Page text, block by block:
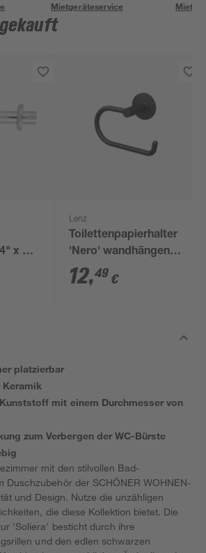
Mietgeräteservice
x 32
Lenz
Toilettenpapierhalter
'Nero' wandhängend
schwarz
12,49 €
platzierbar
mit einem Durchmesser von
zum Verbergen der WC-Bürste
mit den stilvollen Bad-
Duschzubehör der SCHÖNER WOHNEN-
und Design. Nutze die unzähligen
die diese Kollektion bietet. Die
'Soliera' besticht durch ihre
und den edlen schwarzen